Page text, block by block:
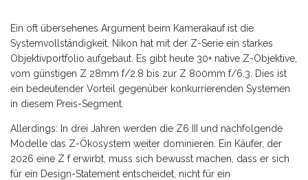
Ein oft übersehenes Argument beim Kamerakauf ist die
Systemvollständigkeit. Nikon hat mit der Z-Serie ein starkes
Objektivportfolio aufgebaut. Es gibt heute 30+ native Z-Objektive,
vom günstigen Z 28mm f/2.8 bis zur Z 800mm f/6.3. Dies ist
ein bedeutender Vorteil gegenüber konkurrierenden Systemen
in diesem Preis-Segment.
Allerdings: In drei Jahren werden die Z6 III und nachfolgende
Modelle das Z-Ökosystem weiter dominieren. Ein Käufer, der
2026 eine Z f erwirbt, muss sich bewusst machen, dass er sich
für ein Design-Statement entscheidet, nicht für ein